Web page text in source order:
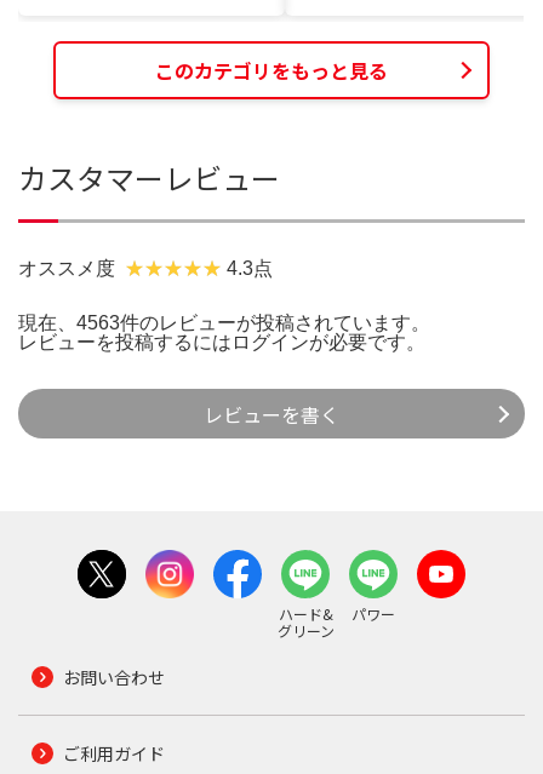
このカテゴリをもっと見る
カスタマーレビュー
オススメ度 4.3点
現在、4563件のレビューが投稿されています。
レビューを投稿するには ログインが必要です。
レビューを書く
ハード&
グリーン
パワー
お問い合わせ
ご利用ガイド